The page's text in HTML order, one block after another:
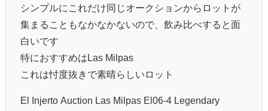
シンプルにこれだけ同じオークションからロットが
集まることもなかなかないので、飲み比べすると面
白いです
特におすすめはLas Milpas
これは忖度抜きで素晴らしいロット
El Injerto Auction Las Milpas El06-4 Legendary